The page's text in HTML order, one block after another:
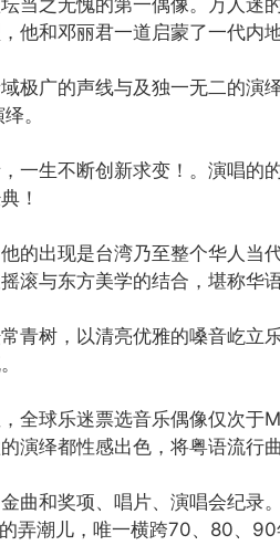
他和邓丽君一道启蒙了一代内地
极广的声线与及独一无二的演
。
一生不断创新求变！。演唱的
！
的出现是台湾乃至整个华人当
滚与东方美学的结合，堪称华
青树，以清亮优雅的嗓音屹立
全球乐迷票选音乐偶像仅次于
演绎都性感出色，将粤语流行
曲和奖项、唱片、演唱会纪录
弄潮儿，唯一横跨70、80、90